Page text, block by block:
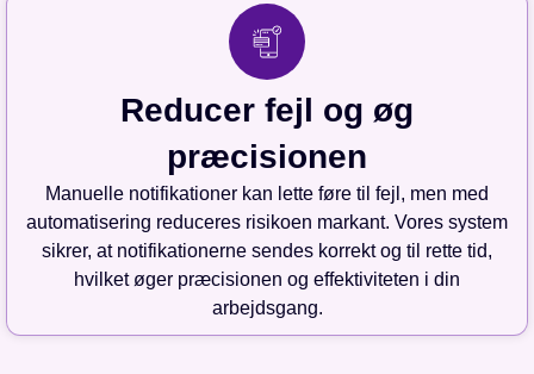
Reducer fejl og øg
præcisionen
Manuelle notifikationer kan lette føre til fejl, men med
automatisering reduceres risikoen markant. Vores system
sikrer, at notifikationerne sendes korrekt og til rette tid,
hvilket øger præcisionen og effektiviteten i din
arbejdsgang.